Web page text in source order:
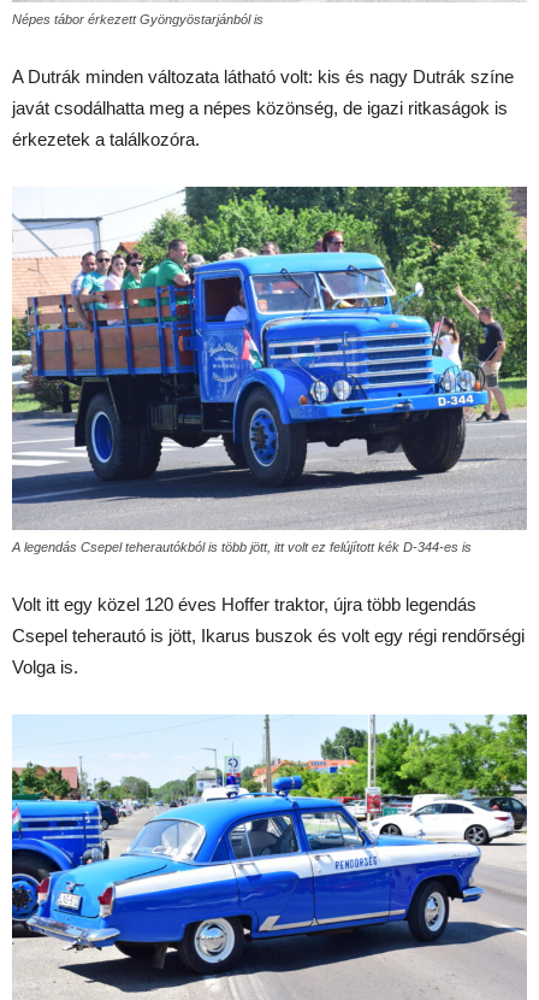
Népes tábor érkezett Gyöngyöstarjánból is
A Dutrák minden változata látható volt: kis és nagy Dutrák színe
javát csodálhatta meg a népes közönség, de igazi ritkaságok is
érkezetek a találkozóra.
A legendás Csepel teherautókból is több jött, itt volt ez felújított kék D-344-es is
Volt itt egy közel 120 éves Hoffer traktor, újra több legendás
Csepel teherautó is jött, Ikarus buszok és volt egy régi rendőrségi
Volga is.